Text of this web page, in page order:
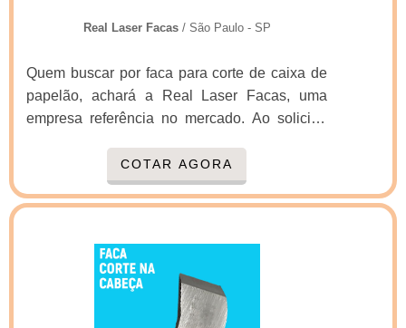
benefício.Há muitas maneiras eficientes de
excelência e destaque em sua área de
atuação. A Real Laser Facas se mostra
referência por ter: Atendimento personalizado;
Colaboradores eficientes; Oito anos de
experiência no segmento; Preço justo.Não
obstante, quando falamos em fabrica de facas
lucratividade, deve oferecer produtos e
serviços que tenham ótima qualidade e
proteção, pequenos detalhes, mas de grande
valia para saber a procedência e seriedade da
Real Laser Facas/ São Paulo - SP
Quem buscar por faca para corte de caixa de
papelão, achará a Real Laser Facas, uma
empresa referência no mercado. Ao solicitar
atende no ramo, o cliente terá acesso a
produtos de primeira linha e um suporte
completo, do contato inicial ao pós-
caixa de papelão, com a equipe da Real Laser
Facas o cliente encontrará assertividade e
amplo estoque de produtos.MAIS DETALHES
SOBRE FACA PARA CORTE DE CAIXA DE
COTAR AGORA